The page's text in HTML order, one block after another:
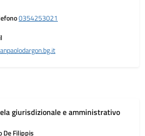
0354253021
giurisdizionale e amministrativo
De Filippis